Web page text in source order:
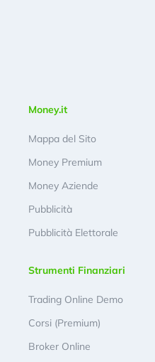
Money.it
Mappa del Sito
Money Premium
Money Aziende
Pubblicità
Pubblicità Elettorale
Strumenti Finanziari
Trading Online Demo
Corsi (Premium)
Broker Online